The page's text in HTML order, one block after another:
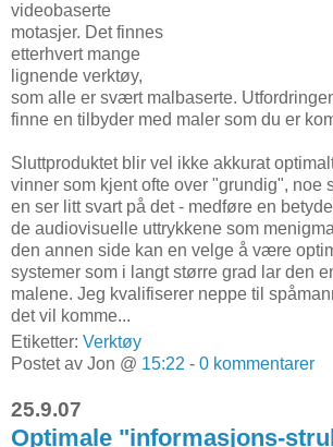
videobaserte
motasjer. Det finnes
etterhvert mange
lignende verktøy,
som alle er svært malbaserte.
finne en tilbyder med maler som du er
Sluttproduktet blir vel ikke akkurat
vinner som kjent ofte over "grundig", noe
en ser litt svart på det - medføre en
de audiovisuelle uttrykkene som
den annen side kan en velge å være
systemer som i langt større grad lar den
malene. Jeg kvalifiserer neppe til
det vil komme...
Etiketter: Verktøy
Postet av Jon @ 15:22 - 0 kommentarer
25.9.07
Optimale "informasjons-